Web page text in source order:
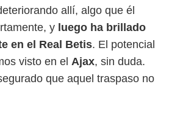
allí, algo que él
y luego ha brillado
en el Real Betis. El potencial
visto en el Ajax, sin duda.
que aquel traspaso no